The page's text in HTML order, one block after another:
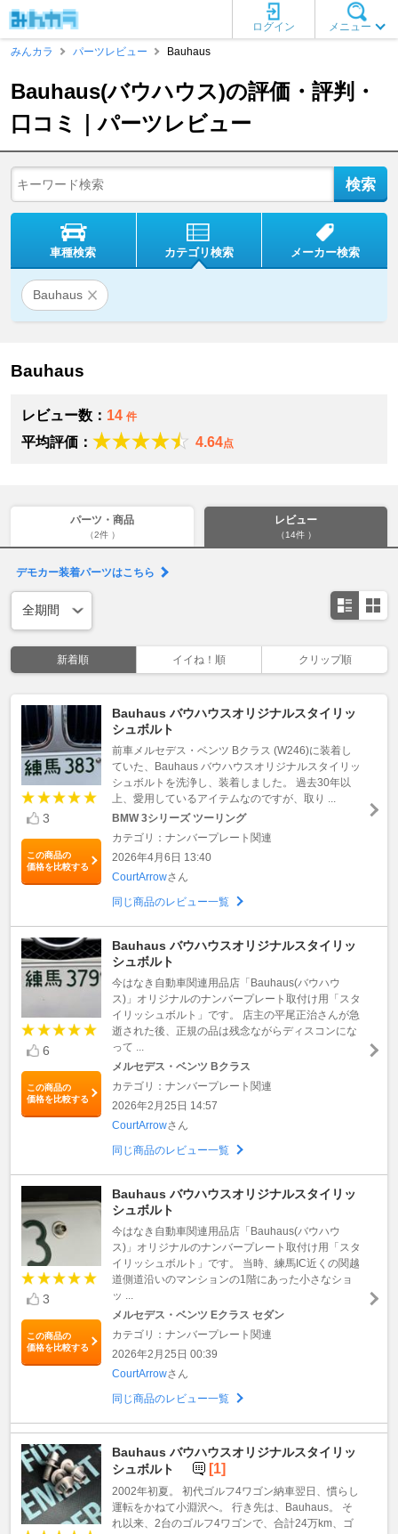
メニュー
ログイン
みんカラ
パーツレビュー Bauhaus
Bauhaus(バウハウス)の評価・評判・
口コミ｜パーツレビュー
車種検索 カテゴリ検索 メーカー検索
Bauhaus
Bauhaus
レビュー数： 14 件
平均評価： 4.64点
パーツ・商品
（2件 ）
レビュー
（14件 ）
デモカー装着パーツはこちら
新着順 イイね！順 クリップ順
3
この商品の
価格を比較する
Bauhaus バウハウスオリジナルスタイリッ
シュボルト
前車メルセデス・ベンツ Bクラス (W246)に装着し
ていた、Bauhaus バウハウスオリジナルスタイリッ
シュボルトを洗浄し、装着しました。 過去30年以
上、愛用しているアイテムなのですが、取り ...
BMW 3シリーズ ツーリング
カテゴリ：ナンバープレート関連
2026年4月6日 13:40
CourtArrowさん
同じ商品のレビュー一覧
6
この商品の
価格を比較する
Bauhaus バウハウスオリジナルスタイリッ
シュボルト
今はなき自動車関連用品店「Bauhaus(バウハウ
ス)」オリジナルのナンバープレート取付け用「スタ
イリッシュボルト」です。 店主の平尾正治さんが急
逝された後、正規の品は残念ながらディスコンにな
って ...
メルセデス・ベンツ Bクラス
カテゴリ：ナンバープレート関連
2026年2月25日 14:57
CourtArrowさん
同じ商品のレビュー一覧
3
この商品の
価格を比較する
Bauhaus バウハウスオリジナルスタイリッ
シュボルト
今はなき自動車関連用品店「Bauhaus(バウハウ
ス)」オリジナルのナンバープレート取付け用「スタ
イリッシュボルト」です。 当時、練馬IC近くの関越
道側道沿いのマンションの1階にあった小さなショ
ッ ...
メルセデス・ベンツ Eクラス セダン
カテゴリ：ナンバープレート関連
2026年2月25日 00:39
CourtArrowさん
同じ商品のレビュー一覧
Bauhaus バウハウスオリジナルスタイリッ
シュボルト
[1]
2002年初夏。 初代ゴルフ4ワゴン納車翌日、慣らし
運転をかねて小淵沢へ。 行き先は、Bauhaus。 そ
れ以来、2台のゴルフ4ワゴンで、合計24万km、ゴ